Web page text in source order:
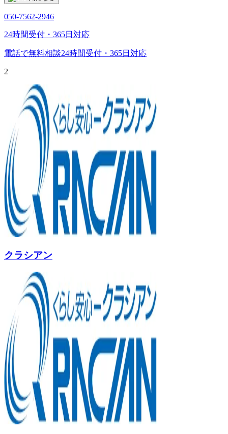
050-7562-2946
24時間受付・365日対応
電話で無料相談24時間受付・365日対応
2
クラシアン